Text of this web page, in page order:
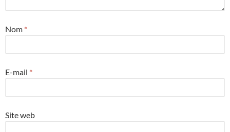
Nom *
E-mail *
Site web